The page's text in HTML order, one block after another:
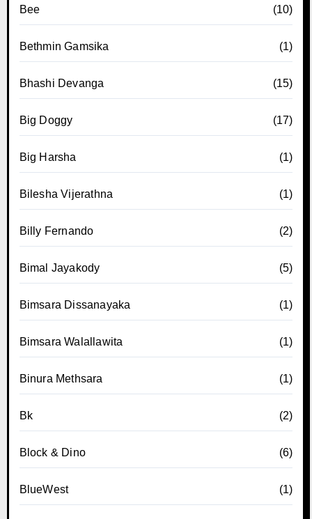
Bee (10)
Bethmin Gamsika (1)
Bhashi Devanga (15)
Big Doggy (17)
Big Harsha (1)
Bilesha Vijerathna (1)
Billy Fernando (2)
Bimal Jayakody (5)
Bimsara Dissanayaka (1)
Bimsara Walallawita (1)
Binura Methsara (1)
Bk (2)
Block & Dino (6)
BlueWest (1)